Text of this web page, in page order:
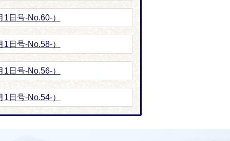
日号-No.60-）
日号-No.58-）
日号-No.56-）
日号-No.54-）